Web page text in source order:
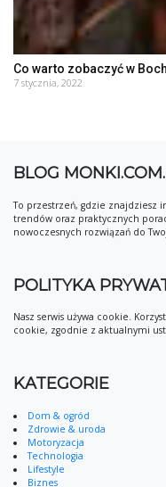
Co warto zobaczyć w
7 stycznia, 2022
BLOG
To przestrzeń, gdzie znajdziesz
trendów oraz praktycznych
nowoczesnych rozwiązań do
POLITYKA
Nasz serwis używa cookie.
cookie, zgodnie z aktualnymi
KATEGORIE
Dom & ogród
Zdrowie & uroda
Motoryzacja
Technologia
Lifestyle
Biznes